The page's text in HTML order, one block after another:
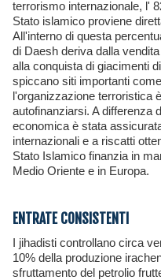
terrorismo internazionale, l'
Stato islamico proviene
All'interno di questa
di Daesh deriva dalla
alla conquista di giacimenti
spiccano siti importanti
l'organizzazione terroristica
autofinanziarsi. A differenza
economica è stata
internazionali e a riscatti
Stato Islamico finanzia in
Medio Oriente e in Europa.
ENTRATE CONSISTENTI
I jihadisti controllano circa venti pozzi tra Iraq e Siria, ovvero il
10% della produzione
sfruttamento del petrolio